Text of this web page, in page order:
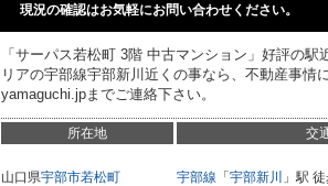
現況の確認はお気軽にお問い合わせください。
「サーパス若松町 3階 中古マンション」好評の
リアの宇部線宇部新川近くの事なら、不動産事
yamaguchi.jpまでご連絡下さい。
所在地 交
山口県宇部市若松町 宇部線 「 宇部新川 」駅